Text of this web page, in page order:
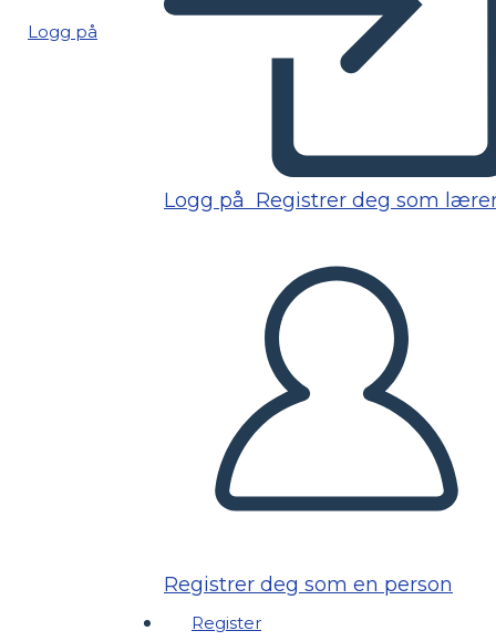
Logg på
Logg på Registrer deg som
Registrer deg som en person
Register